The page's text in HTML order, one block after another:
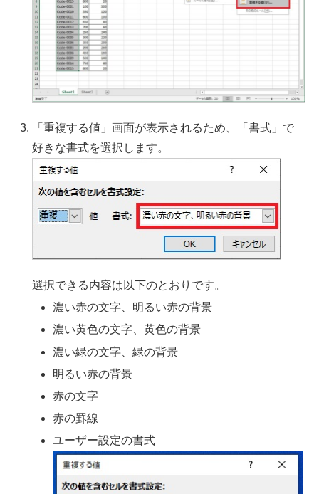
「重複する値」画面が表示されるため、「書式」で
好きな書式を選択します。
選択できる内容は以下のとおりです。
濃い赤の文字、明るい赤の背景
濃い黄色の文字、黄色の背景
濃い緑の文字、緑の背景
明るい赤の背景
赤の文字
赤の罫線
ユーザー設定の書式